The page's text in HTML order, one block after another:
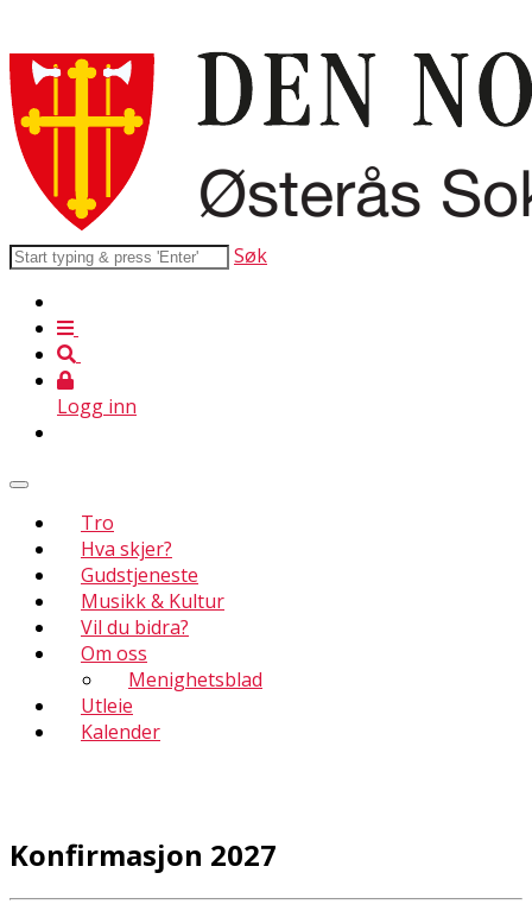
Søk
Logg inn
Tro
Hva skjer?
Gudstjeneste
Musikk & Kultur
Vil du bidra?
Om oss
Menighetsblad
Utleie
Kalender
Konfirmasjon 2027